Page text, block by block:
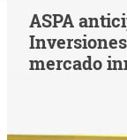
ASPA
mercado